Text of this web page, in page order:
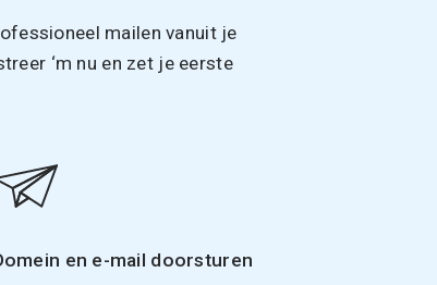
mailen vanuit je
‘m nu en zet je eerste
en e-mail doorsturen